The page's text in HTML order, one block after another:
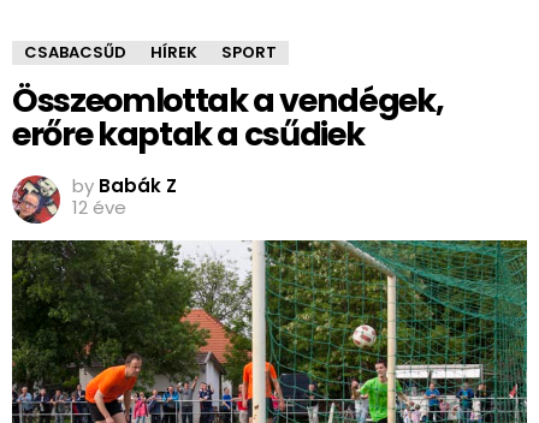
CSABACSŰD HÍREK SPORT
Összeomlottak a vendégek,
erőre kaptak a csűdiek
by Babák Z
12 éve